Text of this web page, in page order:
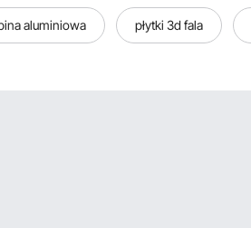
aluminiowa płytki 3d fala